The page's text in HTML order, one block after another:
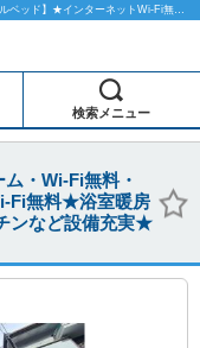
★SステイSW新神戸ウィータ【禁煙ルーム・Wi-Fi無料・セミダブルベッド】★インターネットWi-Fi無料★浴室暖房乾燥機、ウォシュレット、ガス2口キッチンなど設備充実★のマンスリーマンション物件詳細「グッドマンスリー」
検索メニュー
・Wi-Fi無料・
Fi無料★浴室暖房
ンなど設備充実★